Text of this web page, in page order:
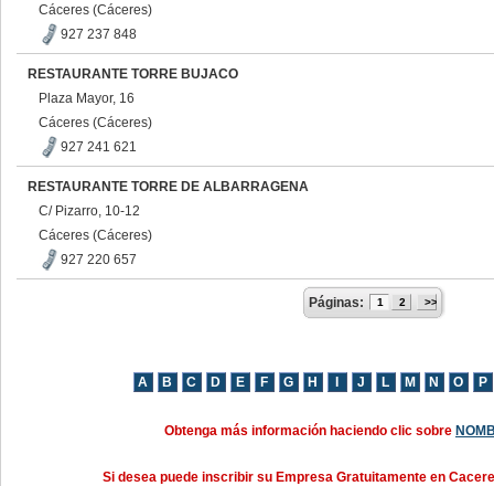
Cáceres (Cáceres)
927 237 848
RESTAURANTE TORRE BUJACO
Plaza Mayor, 16
Cáceres (Cáceres)
927 241 621
RESTAURANTE TORRE DE ALBARRAGENA
C/ Pizarro, 10-12
Cáceres (Cáceres)
927 220 657
Páginas: 1 2 >>
Obtenga más información haciendo clic sobre
Si desea puede inscribir su Empresa Gratuitamente en